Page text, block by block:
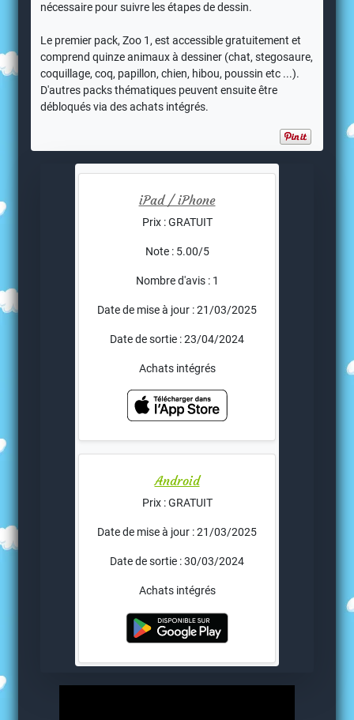
nécessaire pour suivre les étapes de dessin.
Le premier pack, Zoo 1, est accessible gratuitement et
comprend quinze animaux à dessiner (chat, stegosaure,
coquillage, coq, papillon, chien, hibou, poussin etc ...).
D'autres packs thématiques peuvent ensuite être
débloqués via des achats intégrés.
iPad / iPhone
Prix : GRATUIT
Note : 5.00/5
Nombre d'avis : 1
Date de mise à jour : 21/03/2025
Date de sortie : 23/04/2024
Achats intégrés
Android
Prix : GRATUIT
Date de mise à jour : 21/03/2025
Date de sortie : 30/03/2024
Achats intégrés